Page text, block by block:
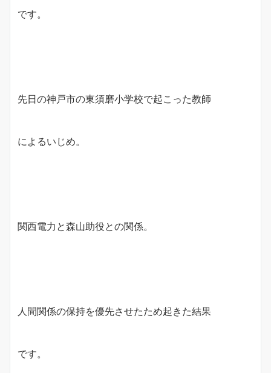
です。
先日の神戸市の東須磨小学校で起こった教師
によるいじめ。
関西電力と森山助役との関係。
人間関係の保持を優先させたため起きた結果
です。